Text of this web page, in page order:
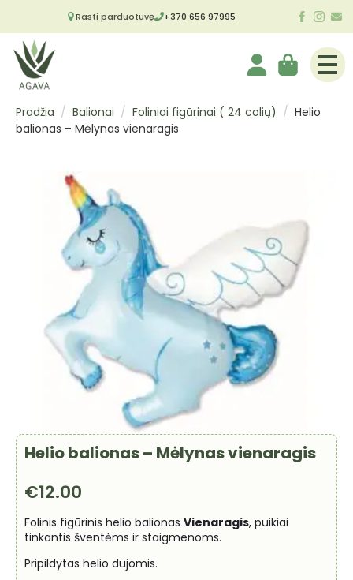
Rasti parduotuvę +370 656 97995
Pradžia Balionai Foliniai figūrinai ( 24 colių)
Helio
balionas – Mėlynas vienaragis
Helio balionas – Mėlynas vienaragis
€12.00
Folinis figūrinis helio balionas Vienaragis, puikiai
tinkantis šventėms ir staigmenoms.
Pripildytas helio dujomis.